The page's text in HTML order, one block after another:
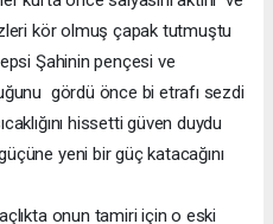
kör olmuş çapak tutmuştu
Şahinin pençesi ve
gördü önce bi etrafı sezdi
hissetti güven duydu
yeni bir güç katacağını
onun tamiri için o eski